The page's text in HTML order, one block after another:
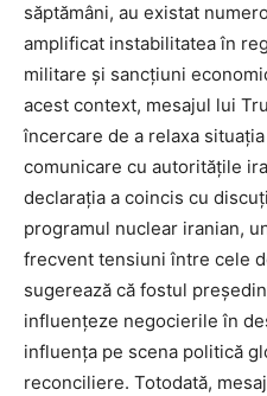
săptămâni, au existat
amplificat instabilitatea în
militare și sancțiuni
acest context, mesajul lui
încercare de a relaxa
comunicare cu autoritățile
declarația a coincis cu
programul nuclear iranian,
frecvent tensiuni între cele
sugerează că fostul
influențeze negocierile în
influența pe scena politică
reconciliere. Totodată,